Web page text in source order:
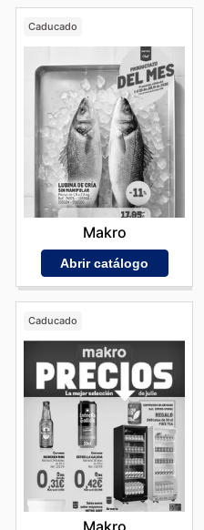
Caducado
Makro
Abrir catálogo
Caducado